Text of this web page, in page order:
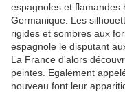
espagnoles et flamandes
Germanique. Les
rigides et sombres aux
espagnole le disputant
La France d'alors
peintes. Egalement
nouveau font leur